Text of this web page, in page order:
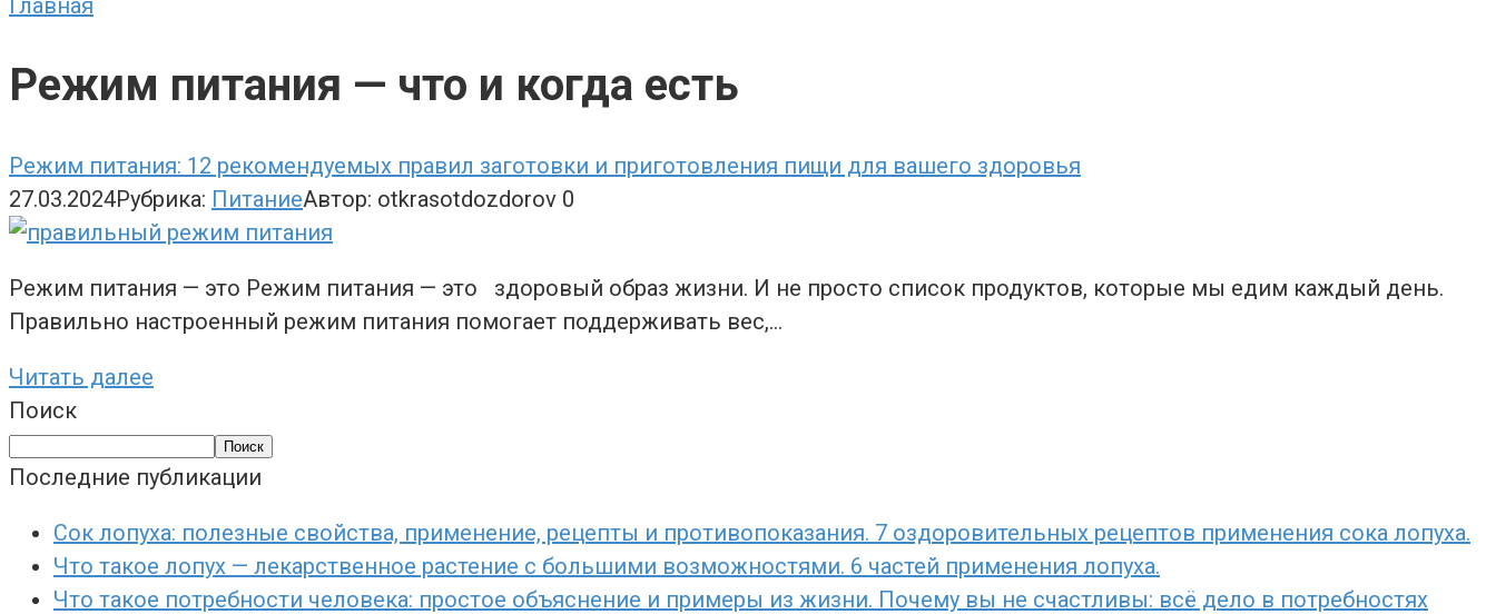
Главная
Режим питания — что и когда есть
Режим питания: 12 рекомендуемых правил заготовки и приготовления пищи для вашего здоровья
27.03.2024Рубрика: ПитаниеАвтор: otkrasotdozdorov 0
Режим питания — это Режим питания — это здоровый образ жизни. И не просто список продуктов, которые мы едим каждый день.
Правильно настроенный режим питания помогает поддерживать вес,…
Читать далее
Поиск
Поиск
Последние публикации
Сок лопуха: полезные свойства, применение, рецепты и противопоказания. 7 оздоровительных рецептов применения сока лопуха.
Что такое лопух — лекарственное растение с большими возможностями. 6 частей применения лопуха.
Что такое потребности человека: простое объяснение и примеры из жизни. Почему вы не счастливы: всё дело в потребностях